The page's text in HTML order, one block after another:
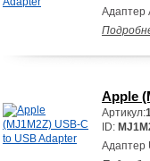
Адаптер
Apple
Артикул:
ID:
Адаптер